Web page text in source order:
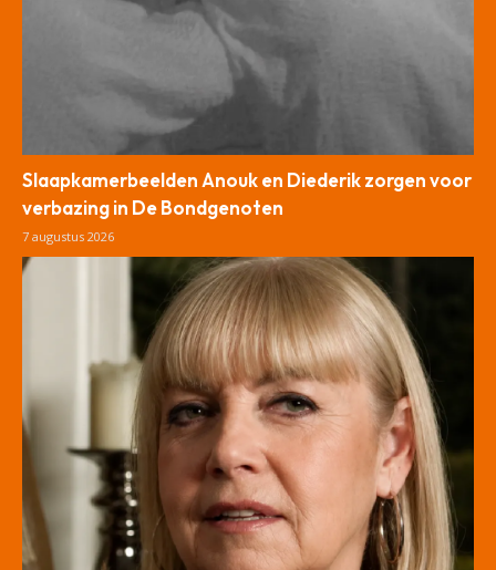
Slaapkamerbeelden Anouk en Diederik zorgen voor
verbazing in De Bondgenoten
7 augustus 2026